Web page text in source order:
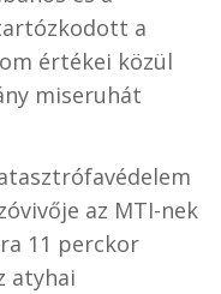
a
értékei közül
miseruhát
az MTI-nek
11 perckor
atyhai